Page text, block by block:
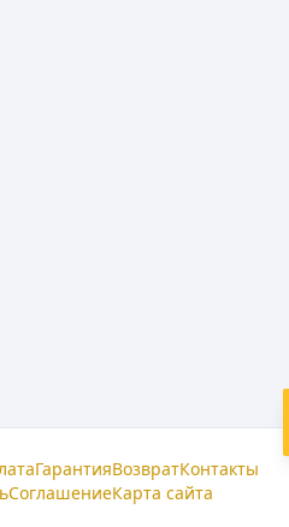
ГарантияВозвратКонтакты
СоглашениеКарта сайта